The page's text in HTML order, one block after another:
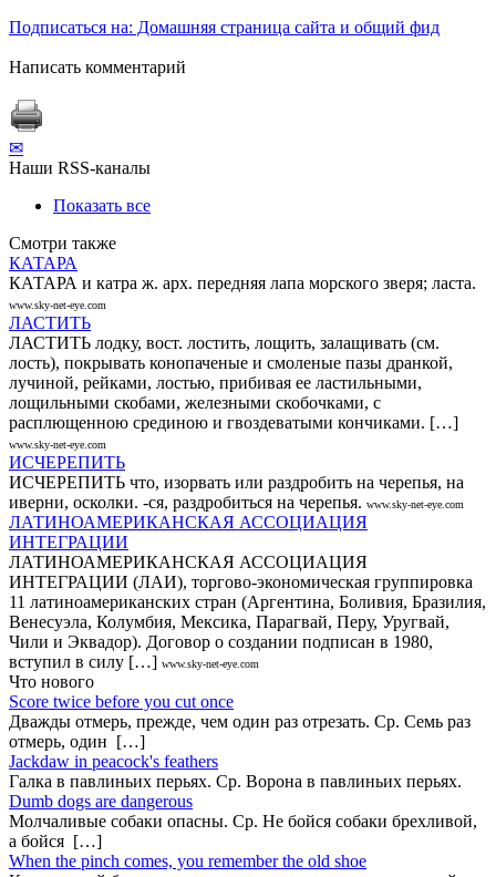
Подписаться на: Домашняя страница сайта и общий фид
Написать комментарий
✉
Наши RSS-каналы
Показать все
Смотри также
КАТАРА
КАТАРА и катра ж. арх. передняя лапа морского зверя; ласта.
www.sky-net-eye.com
ЛАСТИТЬ
ЛАСТИТЬ лодку, вост. лостить, лощить, залащивать (см.
лость), покрывать конопаченые и смоленые пазы дранкой,
лучиной, рейками, лостью, прибивая ее ластильными,
лощильными скобами, железными скобочками, с
расплющенною срединою и гвоздеватыми кончиками. […]
www.sky-net-eye.com
ИСЧЕРЕПИТЬ
ИСЧЕРЕПИТЬ что, изорвать или раздробить на черепья, на
иверни, осколки. -ся, раздробиться на черепья. www.sky-net-eye.com
ЛАТИНОАМЕРИКАНСКАЯ АССОЦИАЦИЯ
ИНТЕГРАЦИИ
ЛАТИНОАМЕРИКАНСКАЯ АССОЦИАЦИЯ
ИНТЕГРАЦИИ (ЛАИ), торгово-экономическая группировка
11 латиноамериканских стран (Аргентина, Боливия, Бразилия,
Венесуэла, Колумбия, Мексика, Парагвай, Перу, Уругвай,
Чили и Эквадор). Договор о создании подписан в 1980,
вступил в силу […] www.sky-net-eye.com
Что нового
Score twice before you cut once
Дважды отмерь, прежде, чем один раз отрезать. Ср. Семь раз
отмерь, один […]
Jackdaw in peacock's feathers
Галка в павлиньих перьях. Ср. Ворона в павлиньих перьях.
Dumb dogs are dangerous
Молчаливые собаки опасны. Ср. Не бойся собаки брехливой,
а бойся […]
When the pinch comes, you remember the old shoe